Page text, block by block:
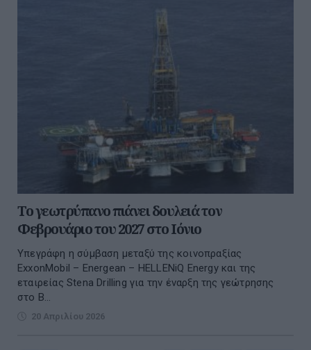
Το γεωτρύπανο πιάνει δουλειά τον
Φεβρουάριο του 2027 στο Ιόνιο
Υπεγράφη η σύμβαση μεταξύ της κοινοπραξίας
ExxonMobil – Energean – HELLENiQ Energy και της
εταιρείας Stena Drilling για την έναρξη της γεώτρησης
στο Β...
20 Απριλίου 2026